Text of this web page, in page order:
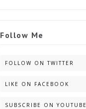
Follow Me
FOLLOW ON TWITTER
LIKE ON FACEBOOK
SUBSCRIBE ON YOUTUBE